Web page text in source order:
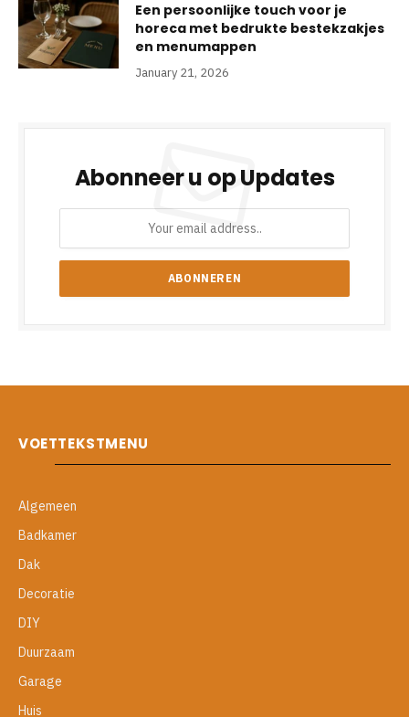
Een persoonlijke touch voor je
horeca met bedrukte bestekzakjes
en menumappen
January 21, 2026
Abonneer u op Updates
VOETTEKSTMENU
Algemeen
Badkamer
Dak
Decoratie
DIY
Duurzaam
Garage
Huis